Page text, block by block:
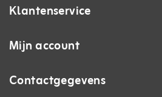
Klantenservice
Mijn account
Contactgegevens